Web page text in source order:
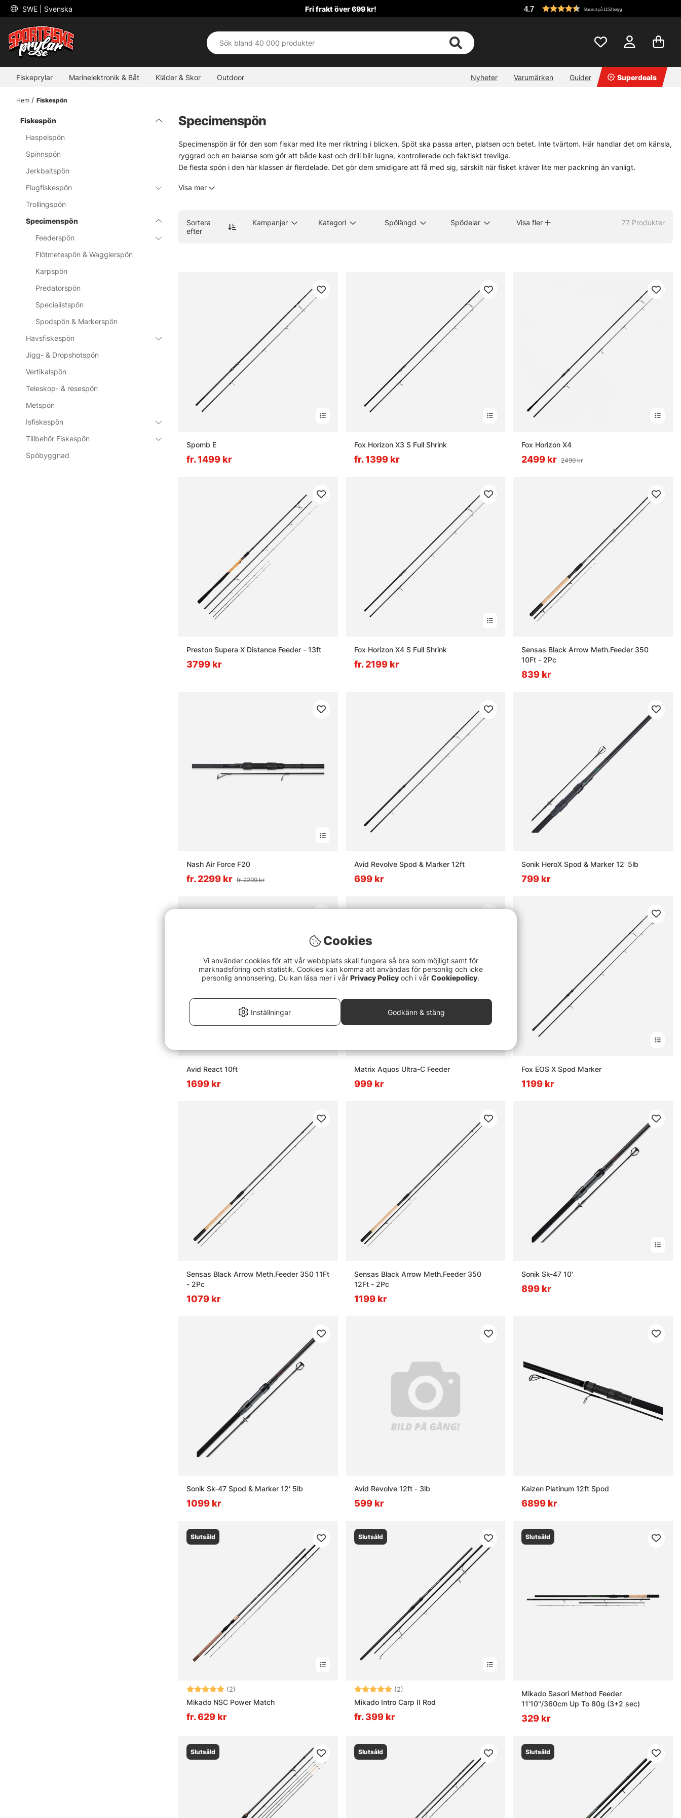
SWE | Svenska Fri frakt över 699 kr! 4.7 Baserat på 1153 betyg
Fiskeprylar Marinelektronik & Båt Kläder & Skor Outdoor Nyheter Varumärken Guider Superdeals
Hem Fiskespön
Fiskespön
Haspelspön
Spinnspön
Jerkbaitspön
Flugfiskespön
Trollingspön
Specimenspön
Feederspön
Flötmetespön & Wagglerspön
Karpspön
Predatorspön
Specialistspön
Spodspön & Markerspön
Havsfiskespön
Jigg- & Dropshotspön
Vertikalspön
Teleskop- & resespön
Metspön
Isfiskespön
Tillbehör Fiskespön
Spöbyggnad
Specimenspön
Specimenspön är för den som fiskar med lite mer riktning i blicken. Spöt ska passa arten, platsen och betet. Inte tvärtom. Här handlar det om känsla,
ryggrad och en balanse som gör att både kast och drill blir lugna, kontrollerade och faktiskt trevliga.
De flesta spön i den här klassen är flerdelade. Det gör dem smidigare att få med sig, särskilt när fisket kräver lite mer packning än vanligt.
som Drennan, Dragon, E-S-P och Okuma, alltså grejer som har sin plats när fisket ska funka på riktigt.
» Till fiskespön
Vad är fördelen med ett flerdelat specimenspö?
Vad är viktigt att tänka på när man väljer specimenspö?
Vad är skillnaden mellan ett vanligt fiskespö och ett specimenspö?
Visa mer
Sortera
efter
Kampanjer Kategori Spölängd Spödelar Visa fler 77 Produkter
Spomb E
fr. 1499 kr
Fox Horizon X3 S Full Shrink
fr. 1399 kr
Fox Horizon X4
2499 kr 2499 kr
Preston Supera X Distance Feeder - 13ft
3799 kr
Fox Horizon X4 S Full Shrink
fr. 2199 kr
Sensas Black Arrow Meth.Feeder 350
10Ft - 2Pc
839 kr
Nash Air Force F20
fr. 2299 kr fr. 2299 kr
Avid Revolve Spod & Marker 12ft
699 kr
Sonik HeroX Spod & Marker 12' 5lb
799 kr
Avid React 10ft
1699 kr
Matrix Aquos Ultra-C Feeder
999 kr
Fox EOS X Spod Marker
1199 kr
Sensas Black Arrow Meth.Feeder 350 11Ft
- 2Pc
1079 kr
Sensas Black Arrow Meth.Feeder 350
12Ft - 2Pc
1199 kr
Sonik Sk-47 10'
899 kr
Sonik Sk-47 Spod & Marker 12' 5lb
1099 kr
Avid Revolve 12ft - 3lb
599 kr
Kaizen Platinum 12ft Spod
6899 kr
Slutsåld
Betyg: (2)
Mikado NSC Power Match
fr. 629 kr
Slutsåld
Betyg: (2)
Mikado Intro Carp II Rod
fr. 399 kr
Slutsåld
Mikado Sasori Method Feeder
11'10''/360cm Up To 80g (3+2 sec)
329 kr
Slutsåld Slutsåld Slutsåld
Cookies
Vi använder cookies för att vår webbplats skall fungera så bra som möjligt samt för
marknadsföring och statistik. Cookies kan komma att användas för personlig och icke
personlig annonsering. Du kan läsa mer i vår Privacy Policy och i vår Cookiepolicy.
Inställningar Godkänn & stäng